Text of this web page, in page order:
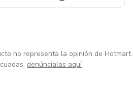
no representa la opinión de Hotmart.
denúncialas aquí